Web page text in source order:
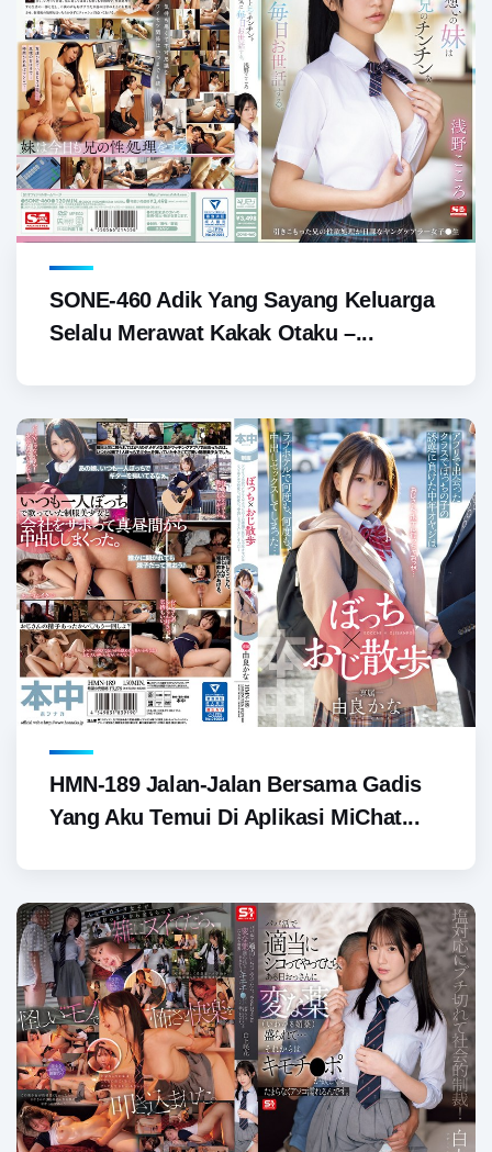
SONE-460 Adik Yang Sayang Keluarga
Selalu Merawat Kakak Otaku –...
HMN-189 Jalan-Jalan Bersama Gadis
Yang Aku Temui Di Aplikasi MiChat...